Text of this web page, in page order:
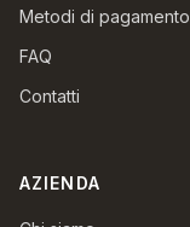
Metodi di pagamento
FAQ
Contatti
AZIENDA